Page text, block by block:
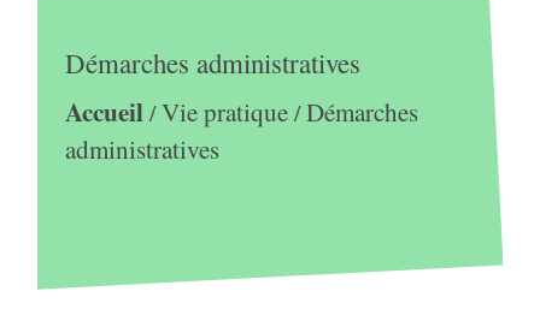
Démarches administratives
Accueil/Vie pratique/Démarches
administratives